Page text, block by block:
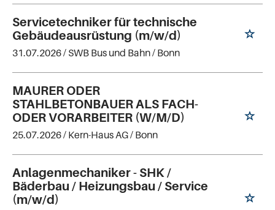
Servicetechniker für technische
Gebäudeausrüstung (m/w/d)
31.07.2026 / SWB Bus und Bahn/ Bonn
MAURER ODER
STAHLBETONBAUER ALS FACH-
ODER VORARBEITER (W/M/D)
25.07.2026 / Kern-Haus AG/ Bonn
Anlagenmechaniker - SHK /
Bäderbau / Heizungsbau / Service
(m/w/d)